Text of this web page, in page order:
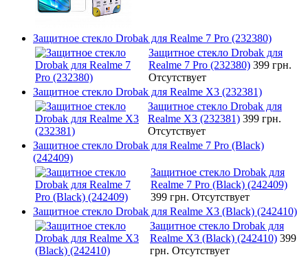
Защитное стекло Drobak для Realme 7 Pro (232380)
Защитное стекло Drobak для
Realme 7 Pro (232380) 399 грн.
Отсутствует
Защитное стекло Drobak для Realme X3 (232381)
Защитное стекло Drobak для
Realme X3 (232381) 399 грн.
Отсутствует
Защитное стекло Drobak для Realme 7 Pro (Black)
(242409)
Защитное стекло Drobak для
Realme 7 Pro (Black) (242409)
399 грн. Отсутствует
Защитное стекло Drobak для Realme X3 (Black) (242410)
Защитное стекло Drobak для
Realme X3 (Black) (242410) 399
грн. Отсутствует